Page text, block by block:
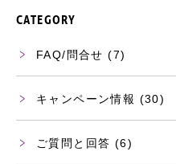
CATEGORY
FAQ/問合せ (7)
キャンペーン情報 (30)
ご質問と回答 (6)